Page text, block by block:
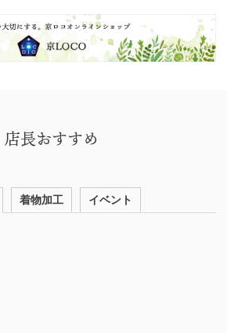
店長おすすめ
着物加工 イベント